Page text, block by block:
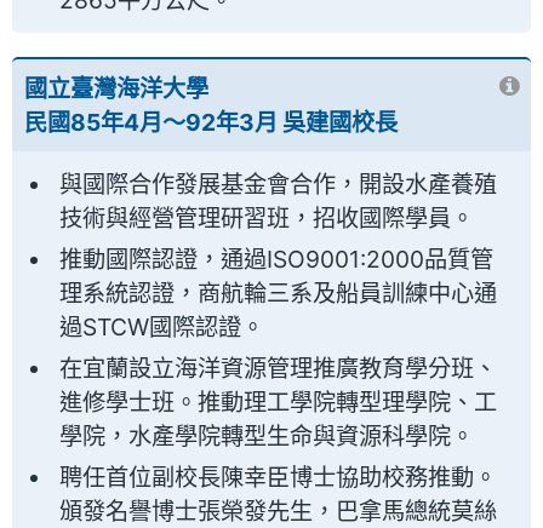
國立臺灣海洋大學
民國85年4月～92年3月 吳建國校長
與國際合作發展基金會合作，開設水產養殖
技術與經營管理研習班，招收國際學員。
推動國際認證，通過ISO9001:2000品質管
理系統認證，商航輪三系及船員訓練中心通
過STCW國際認證。
在宜蘭設立海洋資源管理推廣教育學分班、
進修學士班。推動理工學院轉型理學院、工
學院，水產學院轉型生命與資源科學院。
聘任首位副校長陳幸臣博士協助校務推動。
頒發名譽博士張榮發先生，巴拿馬總統莫絲